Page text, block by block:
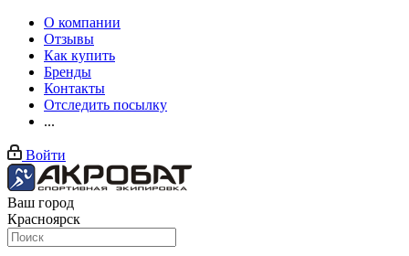
О компании
Отзывы
Как купить
Бренды
Контакты
Отследить посылку
...
Войти
Ваш город
Красноярск